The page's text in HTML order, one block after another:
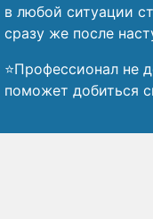
в любой ситуации
сразу же после
⭐Профессионал не
поможет добиться